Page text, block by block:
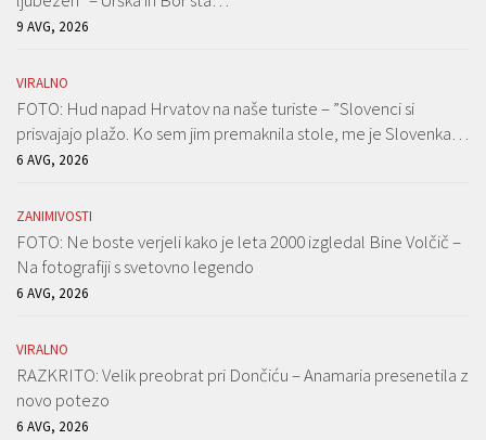
9 AVG, 2026
VIRALNO
FOTO: Hud napad Hrvatov na naše turiste – ”Slovenci si
prisvajajo plažo. Ko sem jim premaknila stole, me je Slovenka…
6 AVG, 2026
ZANIMIVOSTI
FOTO: Ne boste verjeli kako je leta 2000 izgledal Bine Volčič –
Na fotografiji s svetovno legendo
6 AVG, 2026
VIRALNO
RAZKRITO: Velik preobrat pri Dončiću – Anamaria presenetila z
novo potezo
6 AVG, 2026